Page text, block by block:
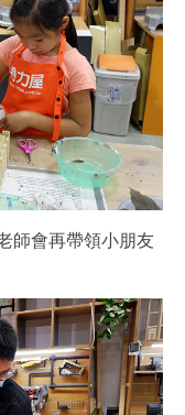
師會再帶領小朋友